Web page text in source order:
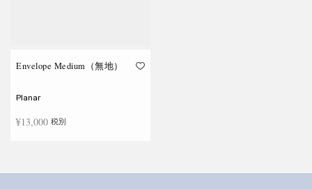
Envelope Medium（無地）
Planar
¥13,000 税別